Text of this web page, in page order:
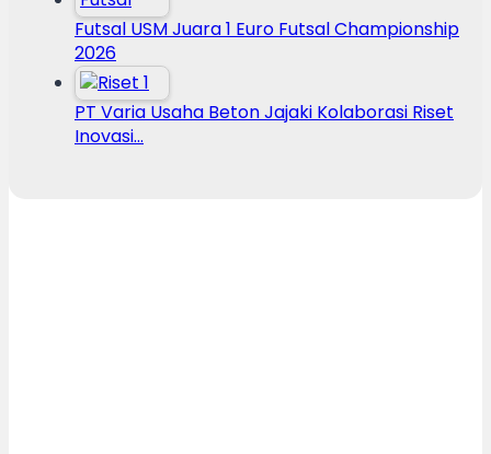
Futsal USM Juara 1 Euro Futsal Championship
2026
PT Varia Usaha Beton Jajaki Kolaborasi Riset
Inovasi…